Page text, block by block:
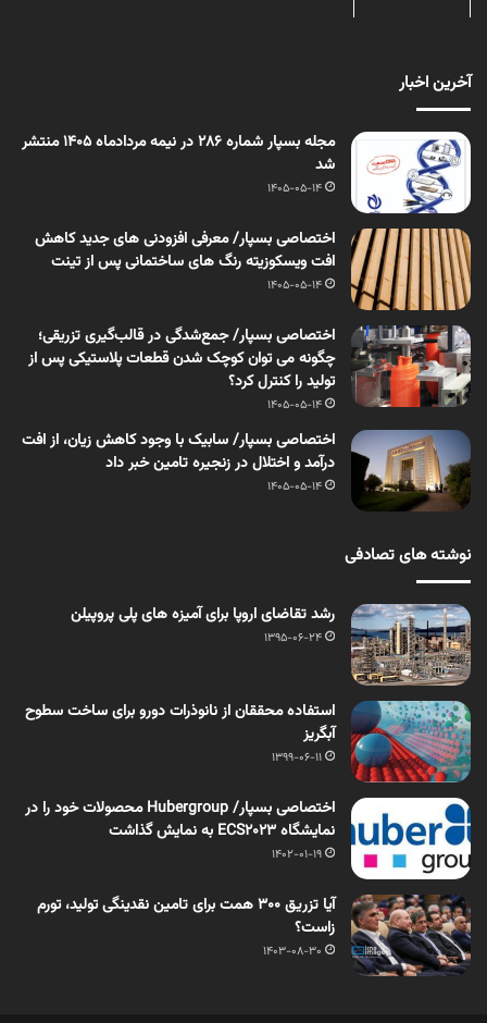
آخرین اخبار
مجله بسپار شماره 286 در نیمه مردادماه 1405 منتشر
شد
1405-05-14
اختصاصی بسپار/ معرفی افزودنی های جدید کاهش
افت ویسکوزیته رنگ های ساختمانی پس از تینت
1405-05-14
اختصاصی بسپار/ جمع‌شدگی در قالب‌گیری تزریقی؛
چگونه می توان کوچک شدن قطعات پلاستیکی پس از
تولید را کنترل کرد؟
1405-05-14
اختصاصی بسپار/ سابیک با وجود کاهش زیان، از افت
درآمد و اختلال در زنجیره تامین خبر داد
1405-05-14
نوشته های تصادفی
رشد تقاضای اروپا برای آمیزه های پلی پروپیلن
1395-06-24
استفاده محققان از نانوذرات دورو برای ساخت سطوح
آبگریز
1399-06-11
اختصاصی بسپار/ Hubergroup محصولات خود را در
نمایشگاه ECS2023 به نمایش گذاشت
1402-01-19
آیا تزریق 300 همت برای تامین نقدینگی تولید، تورم
زاست؟
1403-08-30